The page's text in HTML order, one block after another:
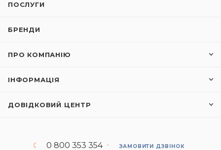
ПОСЛУГИ
БРЕНДИ
ПРО КОМПАНІЮ
ІНФОРМАЦІЯ
ДОВІДКОВИЙ ЦЕНТР
0 800 353 354 ЗАМОВИТИ ДЗВІНОК